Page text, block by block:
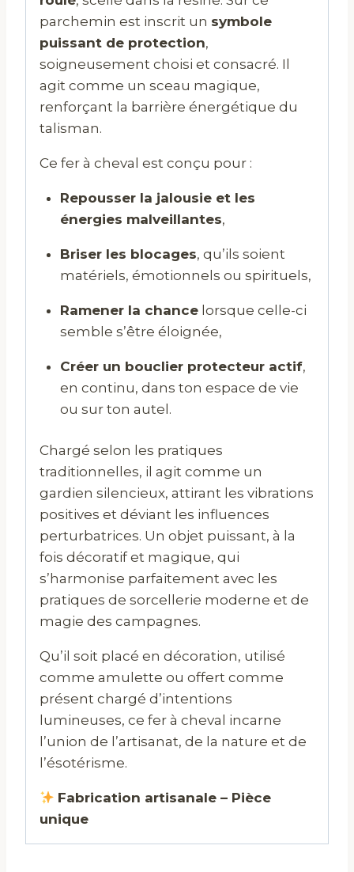
parchemin est inscrit un symbole
puissant de protection,
soigneusement choisi et consacré. Il
agit comme un sceau magique,
renforçant la barrière énergétique du
talisman.
Ce fer à cheval est conçu pour :
Repousser la jalousie et les
énergies malveillantes,
Briser les blocages, qu’ils soient
matériels, émotionnels ou spirituels,
Ramener la chancelorsque celle-ci
semble s’être éloignée,
Créer un bouclier protecteur actif,
en continu, dans ton espace de vie
ou sur ton autel.
Chargé selon les pratiques
traditionnelles, il agit comme un
gardien silencieux, attirant les vibrations
positives et déviant les influences
perturbatrices. Un objet puissant, à la
fois décoratif et magique, qui
s’harmonise parfaitement avec les
pratiques de sorcellerie moderne et de
magie des campagnes.
Qu’il soit placé en décoration, utilisé
comme amulette ou offert comme
présent chargé d’intentions
lumineuses, ce fer à cheval incarne
l’union de l’artisanat, de la nature et de
l’ésotérisme.
Fabrication artisanale – Pièce
unique